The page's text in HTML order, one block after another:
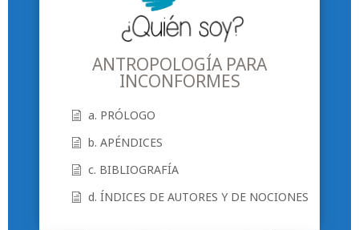
ANTROPOLOGÍA PARA
INCONFORMES
a. PRÓLOGO
b. APÉNDICES
c. BIBLIOGRAFÍA
d. ÍNDICES DE AUTORES Y DE NOCIONES